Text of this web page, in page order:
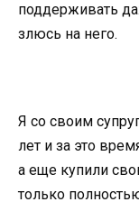
поддерживать
злюсь на него.
Я со своим
лет и за это
а еще купили
только